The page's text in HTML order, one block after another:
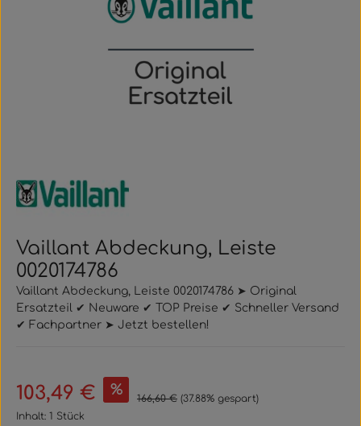
Vaillant Abdeckung, Leiste
0020174786
Vaillant Abdeckung, Leiste 0020174786 ➤ Original
Ersatzteil ✔ Neuware ✔ TOP Preise ✔ Schneller Versand
✔ Fachpartner ➤ Jetzt bestellen!
Verkaufspreis:
103,49 € % Regulärer Preis:
166,60 € (37.88% gespart)
Inhalt: 1 Stück